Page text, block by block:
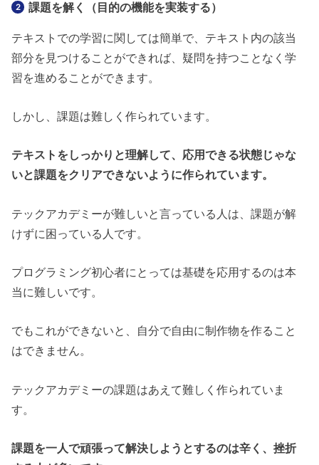
課題を解く（目的の機能を実装する）
テキストでの学習に関しては簡単で、テキスト内の該当
部分を見つけることができれば、疑問を持つことなく学
習を進めることができます。
しかし、課題は難しく作られています。
テキストをしっかりと理解して、応用できる状態じゃな
いと課題をクリアできないように作られています。
テックアカデミーが難しいと言っている人は、課題が解
けずに困っている人です。
プログラミング初心者にとっては基礎を応用するのは本
当に難しいです。
でもこれができないと、自分で自由に制作物を作ること
はできません。
テックアカデミーの課題はあえて難しく作られていま
す。
課題を一人で頑張って解決しようとするのは辛く、挫折